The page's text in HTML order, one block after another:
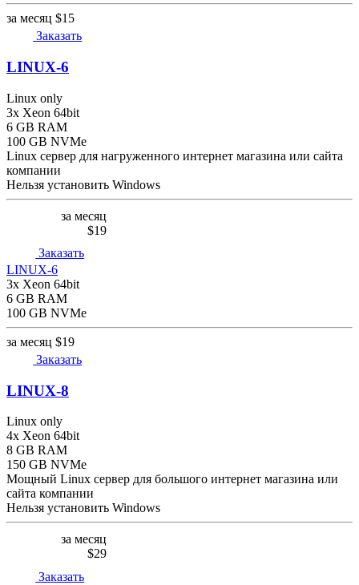
за месяц $15
Заказать
LINUX-6
Linux only
3x Xeon 64bit
6 GB RAM
100 GB NVMe
Linux сервер для нагруженного интернет магазина или сайта
компании
Нельзя установить Windows
за месяц
$19
Заказать
LINUX-6
3x Xeon 64bit
6 GB RAM
100 GB NVMe
за месяц $19
Заказать
LINUX-8
Linux only
4x Xeon 64bit
8 GB RAM
150 GB NVMe
Мощный Linux сервер для большого интернет магазина или
сайта компании
Нельзя установить Windows
за месяц
$29
Заказать